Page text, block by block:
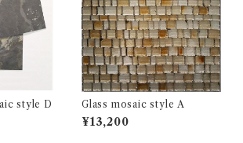
style D Glass mosaic style A
¥13,200